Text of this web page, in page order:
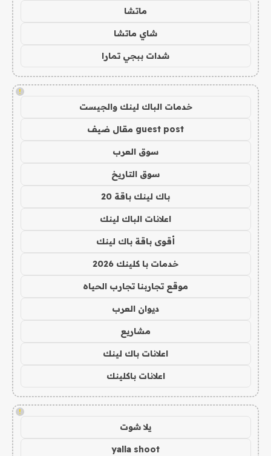
ماتشا
شاي ماتشا
شدات ببجي تمارا
!
خدمات الباك لينك والجيست
guest post مقال ضيف
سوق العرب
سوق التاريخ
باك لينك باقة 20
اعلانات الباك لينك
أقوى باقة باك لينك
خدمات با كلينك 2026
موقع تجاربنا تجارب الحياه
ديوان العرب
مشاريع
اعلانات باك لينك
اعلانات باكلينك
!
يلا شوت
yalla shoot